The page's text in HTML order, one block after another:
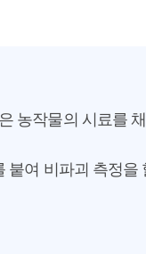
농작물의 시료를
여 비파괴 측정을